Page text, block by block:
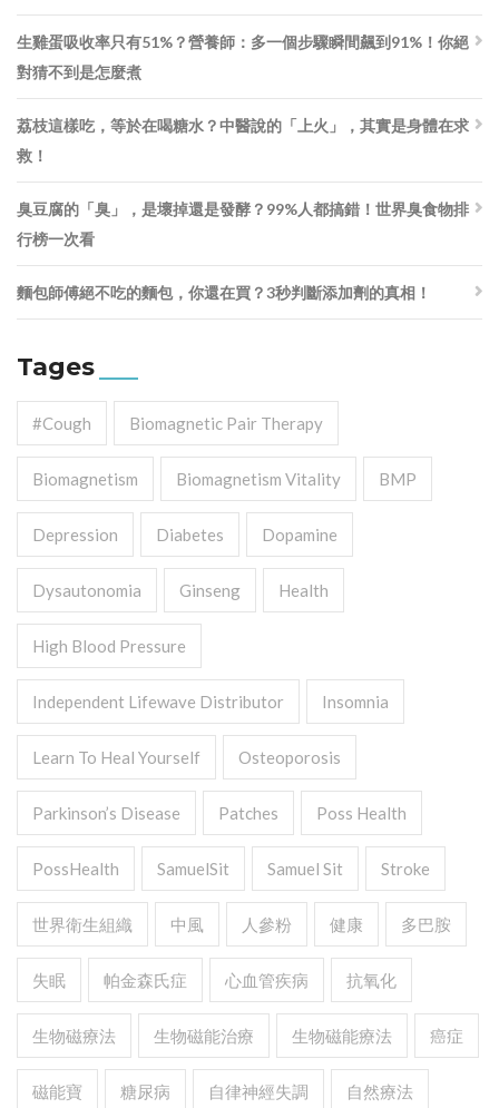
生雞蛋吸收率只有51%？營養師：多一個步驟瞬間飆到91%！你絕
對猜不到是怎麼煮
荔枝這樣吃，等於在喝糖水？中醫說的「上火」，其實是身體在求
救！
臭豆腐的「臭」，是壞掉還是發酵？99%人都搞錯！世界臭食物排
行榜一次看
麵包師傅絕不吃的麵包，你還在買？3秒判斷添加劑的真相！
Tages
#cough Biomagnetic Pair Therapy
Biomagnetism Biomagnetism Vitality BMP
Depression Diabetes Dopamine
Dysautonomia Ginseng Health
High Blood Pressure
Independent Lifewave Distributor Insomnia
Learn To Heal Yourself Osteoporosis
Parkinson’s Disease Patches Poss Health
PossHealth SamuelSit Samuel Sit Stroke
世界衛生組織 中風 人參粉 健康 多巴胺
失眠 帕金森氏症 心血管疾病 抗氧化
生物磁療法 生物磁能治療 生物磁能療法 癌症
磁能寶 糖尿病 自律神經失調 自然療法